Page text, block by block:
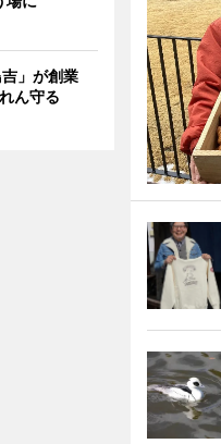
」が創業
ん守る